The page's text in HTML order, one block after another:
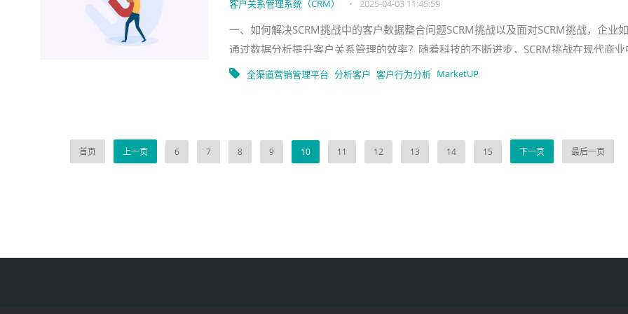
客户关系管理系统（CRM） • 2025-04-03 11:45:59
一、如何解决SCRM挑战中的客户数据整合问题SCRM挑战以及面对SCRM挑战，企业
通过数据分析提升客户关系管理的效率？随着科技的不断进步，SCRM挑战在现代商业
变得越来越重要。尤其是客户数据整合
全渠道营销管理平台 分析客户 客户行为分析 MarketUP
首页 上一页 6 7 8 9 10 11 12 13 14 15 下一页 最后一页